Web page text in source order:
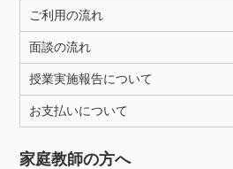
年齢：18-101歳
ご利用の流れ
面談の流れ
授業実施報告について
お支払いについて
家庭教師の方へ